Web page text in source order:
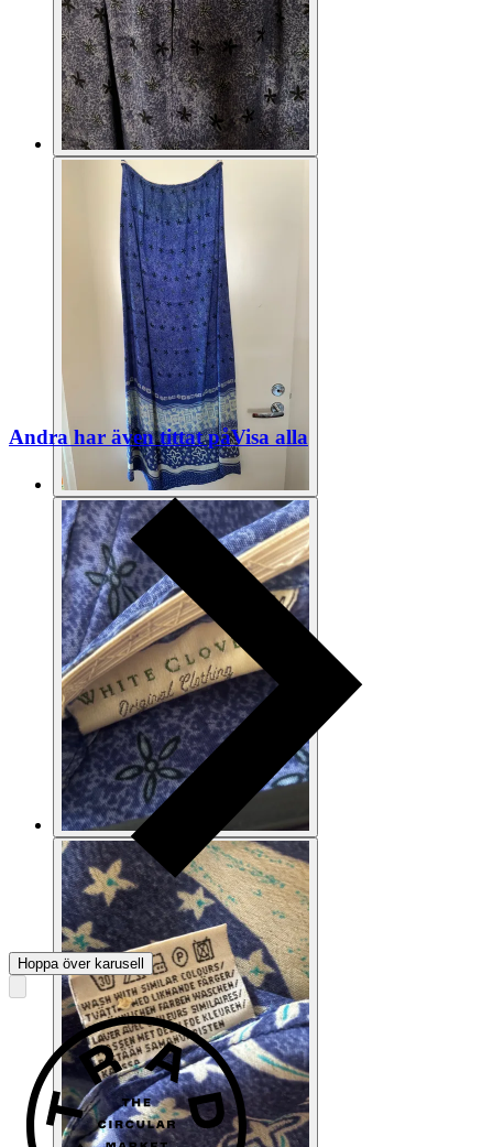
Andra har även tittat påVisa alla
Hoppa över karusell